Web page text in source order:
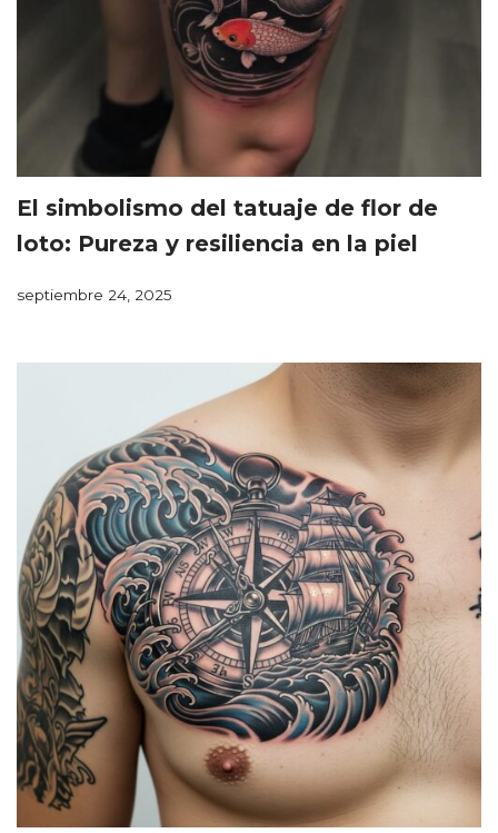
El simbolismo del tatuaje de flor de
loto: Pureza y resiliencia en la piel
septiembre 24, 2025